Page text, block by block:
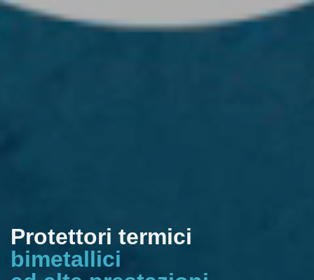
Protettori termici
bimetallici